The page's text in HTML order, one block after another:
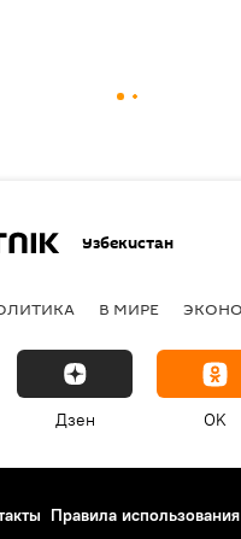
Узбекистан
В МИРЕ
Дзен OK
Правила использования